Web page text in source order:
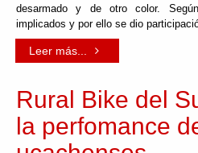
desarmado y de otro color.
implicados y por ello se dio
Leer más...
Rural Bike del
la perfomance